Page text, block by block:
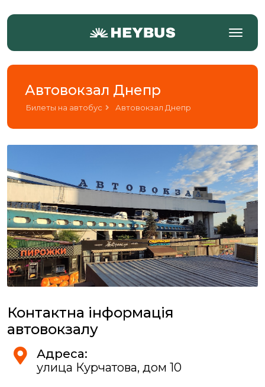
Автовокзал Днепр
Билеты на автобус Автовокзал Днепр
Контактна інформація
автовокзалу
Адреса:
улица Курчатова, дом 10